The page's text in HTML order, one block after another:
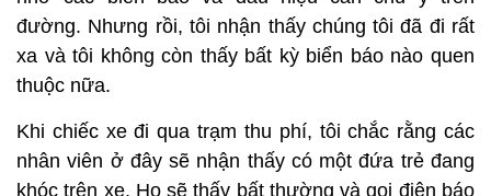
đường. Nhưng rồi, tôi nhận thấy chúng tôi đã đi rất
xa và tôi không còn thấy bất kỳ biển báo nào quen
thuộc nữa.
Khi chiếc xe đi qua trạm thu phí, tôi chắc rằng các
nhân viên ở đây sẽ nhận thấy có một đứa trẻ đang
khóc trên xe. Họ sẽ thấy bất thường và gọi điện báo